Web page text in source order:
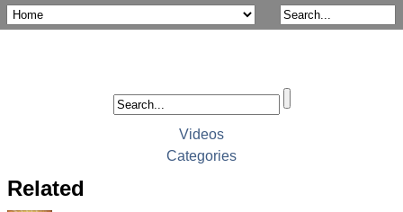
Videos
Categories
Related